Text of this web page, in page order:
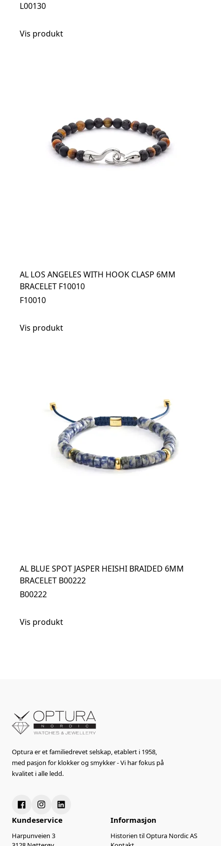
L00130
Vis produkt
AL LOS ANGELES WITH HOOK CLASP 6MM
BRACELET F10010
F10010
Vis produkt
AL BLUE SPOT JASPER HEISHI BRAIDED 6MM
BRACELET B00222
B00222
Vis produkt
Optura er et familiedrevet selskap, etablert i 1958,
med pasjon for klokker og smykker - Vi har fokus på
kvalitet i alle ledd.
Kundeservice
Harpunveien 3
Informasjon
Historien til Optura Nordic AS